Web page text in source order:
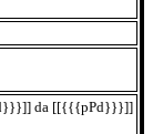
da [[{{{pPd}}}]]